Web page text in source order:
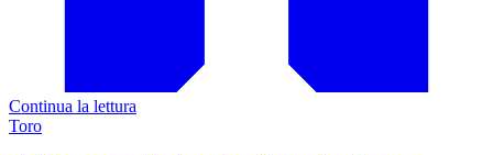
Continua la lettura
Toro